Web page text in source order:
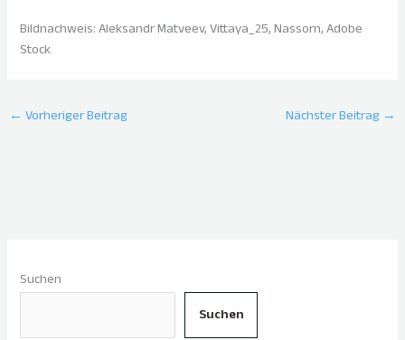
Bildnachweis: Aleksandr Matveev, Vittaya_25, Nassorn, Adobe
Stock
← Vorheriger Beitrag Nächster Beitrag →
Suchen
Suchen